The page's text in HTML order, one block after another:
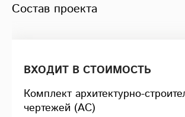
Состав проекта
ВХОДИТ В СТОИМОСТЬ
Комплект архитектурно-
чертежей (АС)